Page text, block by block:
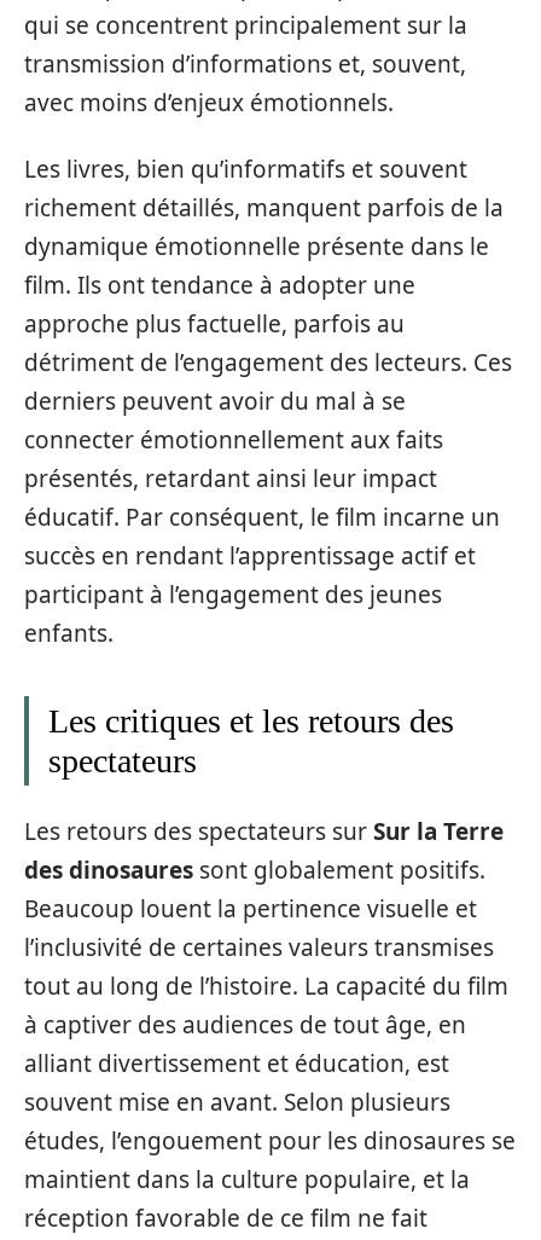
qui se concentrent principalement sur la
transmission d’informations et, souvent,
avec moins d’enjeux émotionnels.
Les livres, bien qu’informatifs et souvent
richement détaillés, manquent parfois de la
dynamique émotionnelle présente dans le
film. Ils ont tendance à adopter une
approche plus factuelle, parfois au
détriment de l’engagement des lecteurs. Ces
derniers peuvent avoir du mal à se
connecter émotionnellement aux faits
présentés, retardant ainsi leur impact
éducatif. Par conséquent, le film incarne un
succès en rendant l’apprentissage actif et
participant à l’engagement des jeunes
enfants.
Les critiques et les retours des
spectateurs
Les retours des spectateurs surSur la Terre
des dinosaures sont globalement positifs.
Beaucoup louent la pertinence visuelle et
l’inclusivité de certaines valeurs transmises
tout au long de l’histoire. La capacité du film
à captiver des audiences de tout âge, en
alliant divertissement et éducation, est
souvent mise en avant. Selon plusieurs
études, l’engouement pour les dinosaures se
maintient dans la culture populaire, et la
réception favorable de ce film ne fait